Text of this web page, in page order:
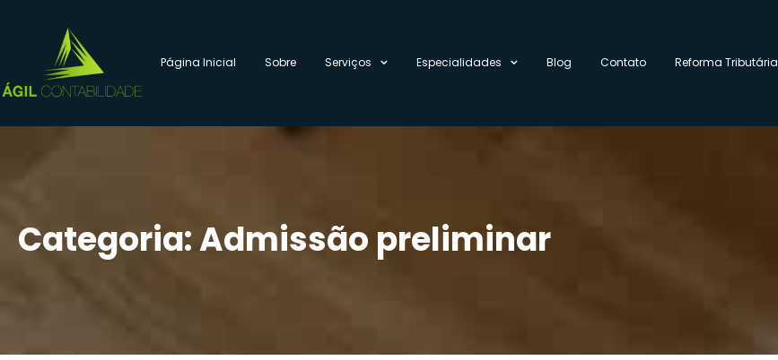
Página Inicial Sobre Serviços Especialidades Blog Contato Reforma Tributária
Categoria: Admissão preliminar